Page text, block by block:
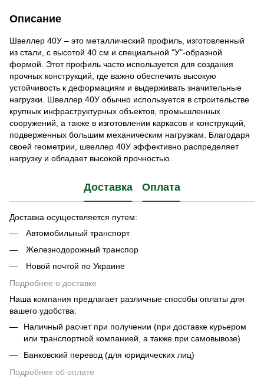
Описание
Швеллер 40У – это металлический профиль, изготовленный
из стали, с высотой 40 см и специальной "У"-образной
формой. Этот профиль часто используется для создания
прочных конструкций, где важно обеспечить высокую
устойчивость к деформациям и выдерживать значительные
нагрузки. Швеллер 40У обычно используется в строительстве
крупных инфраструктурных объектов, промышленных
сооружений, а также в изготовлении каркасов и конструкций,
подверженных большим механическим нагрузкам. Благодаря
своей геометрии, швеллер 40У эффективно распределяет
нагрузку и обладает высокой прочностью.
Доставка Оплата
Доставка осуществляется путем:
Автомобильный транспорт
Железнодорожный транспор
Новой почтой по Украине
Подробнее о доставке
Наша компания предлагает различные способы оплаты для
вашего удобства:
Наличный расчет при получении (при доставке курьером
или транспортной компанией, а также при самовывозе)
Банковский перевод (для юридических лиц)
Подробнее об оплате